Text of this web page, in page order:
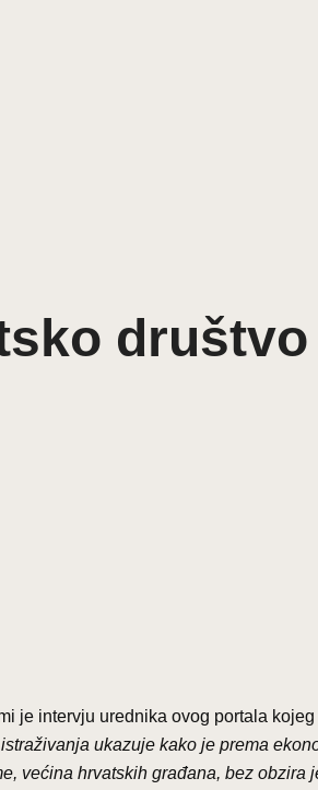
je intervju urednika ovog portala
živanja ukazuje kako je prema
većina hrvatskih građana, bez obzira